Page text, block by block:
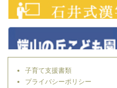
子育て支援書類
プライバシーポリシー